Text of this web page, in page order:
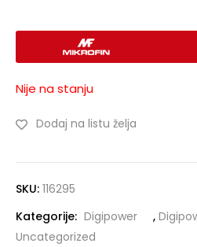
Nije na stanju
Dodaj na listu želja
SKU: 116295
Kategorije: Digipower ,
Uncategorized